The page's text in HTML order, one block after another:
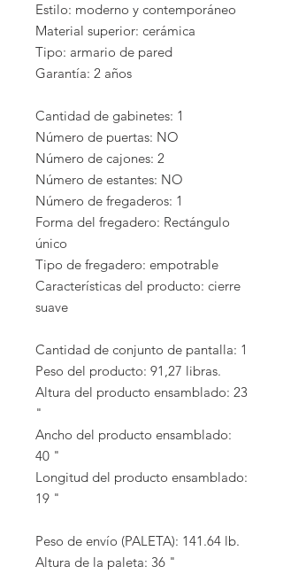
Estilo: moderno y contemporáneo
Material superior: cerámica
Tipo: armario de pared
Garantía: 2 años
Cantidad de gabinetes: 1
Número de puertas: NO
Número de cajones: 2
Número de estantes: NO
Número de fregaderos: 1
Forma del fregadero: Rectángulo
único
Tipo de fregadero: empotrable
Características del producto: cierre
suave
Cantidad de conjunto de pantalla: 1
Peso del producto: 91,27 libras.
Altura del producto ensamblado: 23
"
Ancho del producto ensamblado:
40 "
Longitud del producto ensamblado:
19 "
Peso de envío (PALETA): 141.64 lb.
Altura de la paleta: 36 "